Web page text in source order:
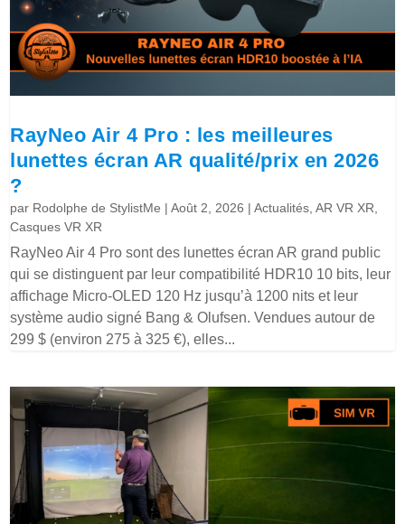
RayNeo Air 4 Pro : les meilleures
lunettes écran AR qualité/prix en 2026
?
par Rodolphe de StylistMe |Août 2, 2026 |Actualités,AR VR XR,
Casques VR XR
RayNeo Air 4 Pro sont des lunettes écran AR grand public
qui se distinguent par leur compatibilité HDR10 10 bits, leur
affichage Micro-OLED 120 Hz jusqu’à 1200 nits et leur
système audio signé Bang & Olufsen. Vendues autour de
299 $ (environ 275 à 325 €), elles...